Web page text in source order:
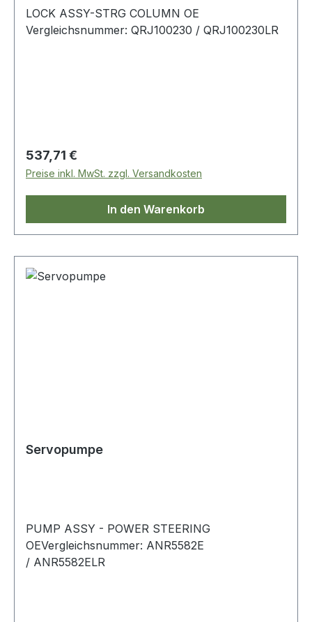
LOCK ASSY-STRG COLUMN OE
Vergleichsnummer: QRJ100230 / QRJ100230LR
Regulärer Preis:
537,71 €
Preise inkl. MwSt. zzgl. Versandkosten
In den Warenkorb
Servopumpe
PUMP ASSY - POWER STEERING
OEVergleichsnummer: ANR5582E
/ ANR5582ELR